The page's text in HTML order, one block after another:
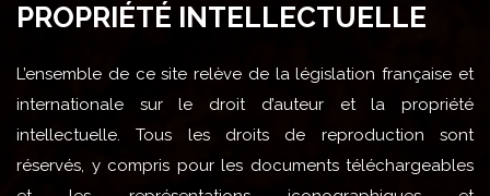
PROPRIÉTÉ INTELLECTUELLE
L’ensemble de ce site relève de la législation française et
internationale sur le droit d’auteur et la propriété
intellectuelle. Tous les droits de reproduction sont
réservés, y compris pour les documents téléchargeables